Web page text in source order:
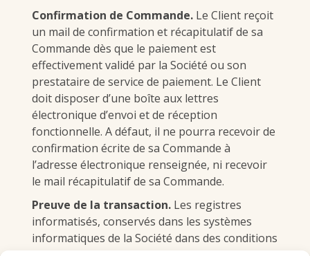
Confirmation de Commande. Le Client reçoit
un mail de confirmation et récapitulatif de sa
Commande dès que le paiement est
effectivement validé par la Société ou son
prestataire de service de paiement. Le Client
doit disposer d’une boîte aux lettres
électronique d’envoi et de réception
fonctionnelle. A défaut, il ne pourra recevoir de
confirmation écrite de sa Commande à
l’adresse électronique renseignée, ni recevoir
le mail récapitulatif de sa Commande.
Preuve de la transaction.Les registres
informatisés, conservés dans les systèmes
informatiques de la Société dans des conditions